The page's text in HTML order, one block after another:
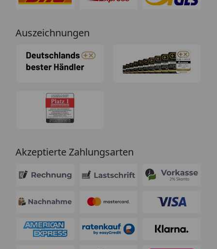
Auszeichnungen
Akzeptierte Zahlungsarten